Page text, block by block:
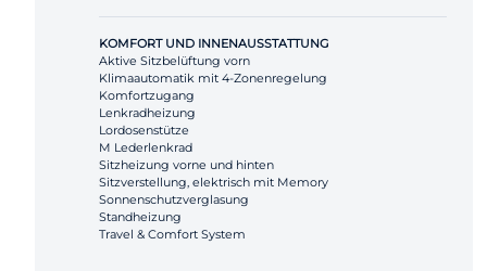
KOMFORT UND INNENAUSSTATTUNG
Aktive Sitzbelüftung vorn
Klimaautomatik mit 4-Zonenregelung
Komfortzugang
Lenkradheizung
Lordosenstütze
M Lederlenkrad
Sitzheizung vorne und hinten
Sitzverstellung, elektrisch mit Memory
Sonnenschutzverglasung
Standheizung
Travel & Comfort System